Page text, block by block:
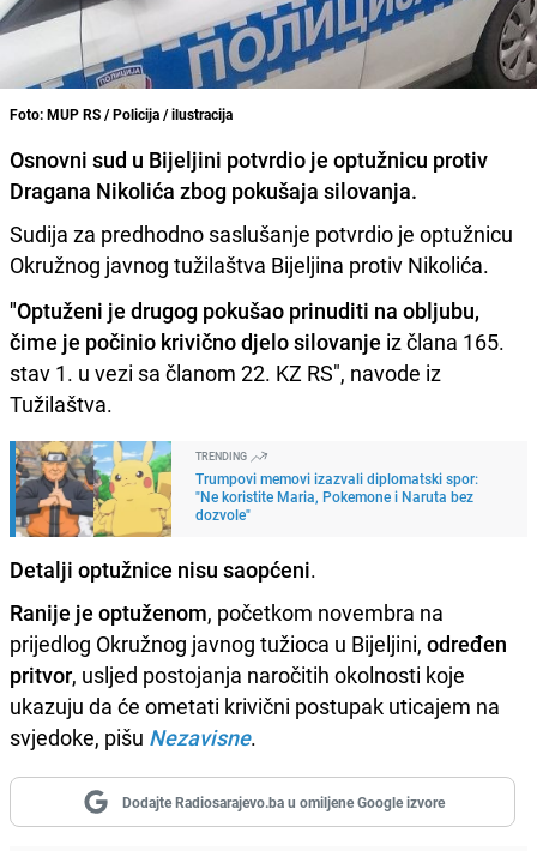
Foto: MUP RS / Policija / ilustracija
Osnovni sud u Bijeljini potvrdio je optužnicu protiv
Dragana Nikolića zbog pokušaja silovanja.
Sudija za predhodno saslušanje potvrdio je optužnicu
Okružnog javnog tužilaštva Bijeljina protiv Nikolića.
"Optuženi je drugog pokušao prinuditi na obljubu,
čime je počinio krivično djelo silovanje iz člana 165.
stav 1. u vezi sa članom 22. KZ RS", navode iz
Tužilaštva.
TRENDING
Trumpovi memovi izazvali diplomatski spor:
"Ne koristite Maria, Pokemone i Naruta bez
dozvole"
Detalji optužnice nisu saopćeni.
Ranije je optuženom, početkom novembra na
prijedlog Okružnog javnog tužioca u Bijeljini, određen
pritvor, usljed postojanja naročitih okolnosti koje
ukazuju da će ometati krivični postupak uticajem na
svjedoke, pišu Nezavisne.
Dodajte Radiosarajevo.ba u omiljene Google izvore